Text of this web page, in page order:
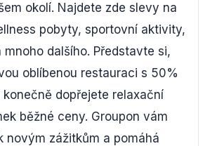
okolí. Najdete zde slevy na
pobyty, sportovní aktivity,
mnoho dalšího. Představte si,
oblíbenou restauraci s 50%
dopřejete relaxační
běžné ceny. Groupon vám
novým zážitkům a pomáhá